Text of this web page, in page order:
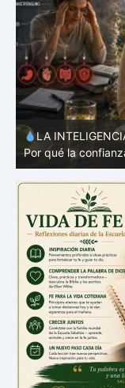
LA PERSONA
reina de Sabá – la